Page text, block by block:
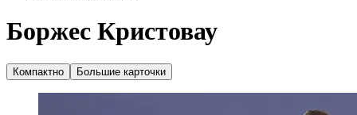
Боржес Кристовау
Компактно Большие карточки